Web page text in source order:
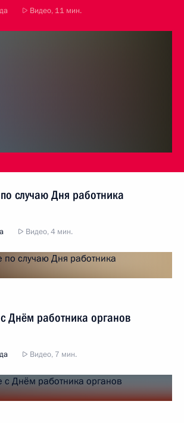
Видео, 11 мин.
случаю Дня работника
Видео, 4 мин.
Днём работника органов
Видео, 7 мин.